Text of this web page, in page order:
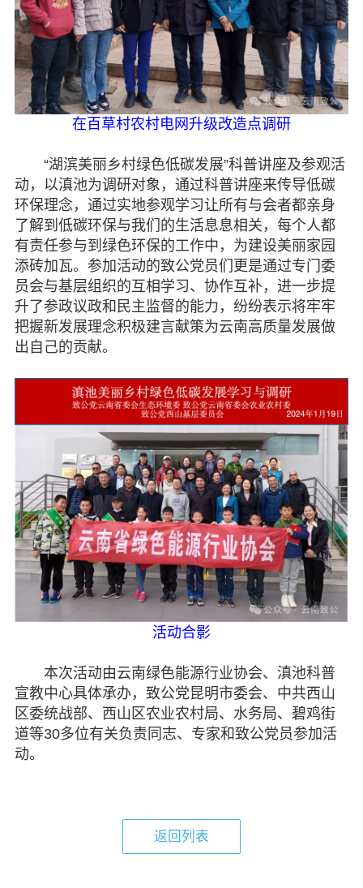
在百草村农村电网升级改造点调研
“湖滨美丽乡村绿色低碳发展”科普讲座及参观活
动，以滇池为调研对象，通过科普讲座来传导低碳
环保理念，通过实地参观学习让所有与会者都亲身
了解到低碳环保与我们的生活息息相关，每个人都
有责任参与到绿色环保的工作中，为建设美丽家园
添砖加瓦。参加活动的致公党员们更是通过专门委
员会与基层组织的互相学习、协作互补，进一步提
升了参政议政和民主监督的能力，纷纷表示将牢牢
把握新发展理念积极建言献策为云南高质量发展做
出自己的贡献。
活动合影
本次活动由云南绿色能源行业协会、滇池科普
宣教中心具体承办，致公党昆明市委会、中共西山
区委统战部、西山区农业农村局、水务局、碧鸡街
道等30多位有关负责同志、专家和致公党员参加活
动。
返回列表